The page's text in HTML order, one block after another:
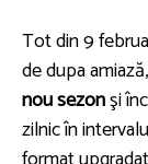
Tot din 9
de dupa
nou sezonşi
zilnic în